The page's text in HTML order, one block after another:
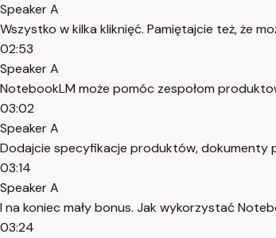
Speaker A
Wszystko w kilka kliknięć. Pamiętajcie też, że
02:53
Speaker A
NotebookLM może pomóc zespołom
03:02
Speaker A
Dodajcie specyfikacje produktów, dokumenty
03:14
Speaker A
I na koniec mały bonus. Jak wykorzystać
03:24